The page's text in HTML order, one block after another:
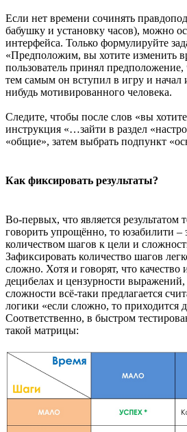
Если нет времени сочинять
бабушку и установку часов), можно
интерфейса. Только формулируйте
«Предположим, вы хотите изменить
пользователь принял предположение,
тем самым он вступил в игру и начал
нибудь мотивированного человека.
Следите, чтобы после слов «вы
инструкция «…зайти в раздел
«общие», затем выбрать подпункт
Как фиксировать результаты?
Во-первых, что является результатом
говорить упрощённо, то юзабилити –
количеством шагов к цели и
Зафиксировать количество шагов
сложно. Хотя и говорят, что качество
децибелах и цензурности
сложности всё-таки предлагается
логики «если сложно, то приходится
Соответственно, в быстром
такой матрицы: